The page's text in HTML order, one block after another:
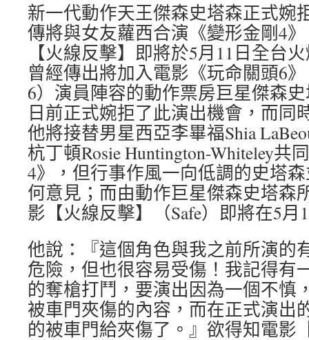
新一代動作天王傑森史塔森正式婉
傳將與女友蘿西合演《變形金剛4
【火線反擊】即將於5月11日全台
曾經傳出將加入電影《玩命關頭6》
6）演員陣容的動作票房巨星傑森史
日前正式婉拒了此演出機會，而同
他將接替男星西亞李畢福Shia
杭丁頓Rosie Huntington-Whiteley共
4》，但行事作風一向低調的史塔
何意見；而由動作巨星傑森史塔森
影【火線反擊】（Safe）即將在5
他說：『這個角色與我之前所演的
危險，但也很容易受傷！我記得有
的奪槍打鬥，要演出因為一個不慎
被車門夾傷的內容，而在正式演出
的被車門給夾傷了。』欲得知電影